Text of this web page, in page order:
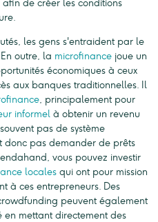
de créer les conditions
les gens s'entraident par le
outre, la microfinance joue un
économiques à ceux
aux banques traditionnelles. Il
, principalement pour
informel à obtenir un revenu
pas de système
donc pas demander de prêts
vous pouvez investir
locales qui ont pour mission
à ces entrepreneurs. Des
peuvent également
mettant directement des